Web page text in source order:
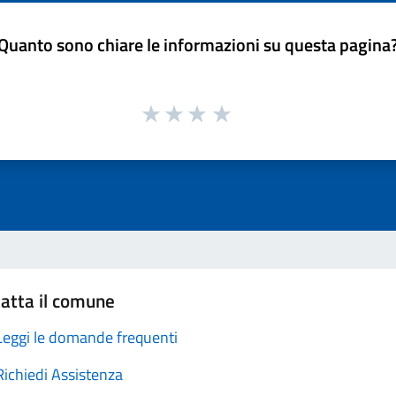
sono chiare le informazioni su questa
il comune
le domande frequenti
Assistenza